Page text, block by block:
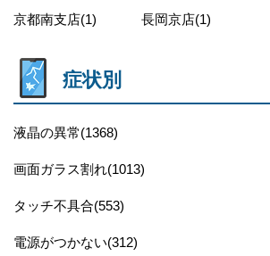
京都南支店(1) 長岡京店(1)
症状別
液晶の異常(1368)
画面ガラス割れ(1013)
タッチ不具合(553)
電源がつかない(312)